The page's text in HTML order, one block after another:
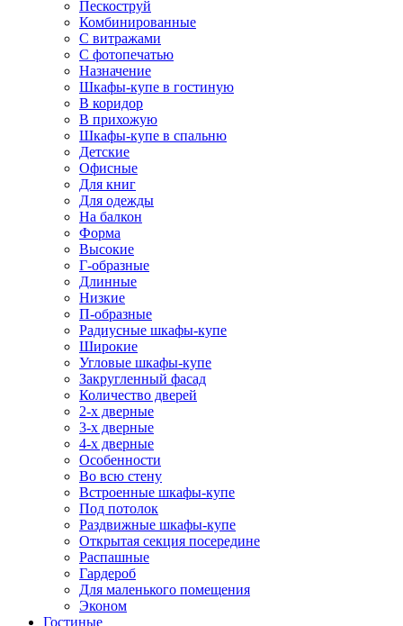
Пескоструй
Комбинированные
С витражами
С фотопечатью
Назначение
Шкафы-купе в гостиную
В коридор
В прихожую
Шкафы-купе в спальню
Детские
Офисные
Для книг
Для одежды
На балкон
Форма
Высокие
Г-образные
Длинные
Низкие
П-образные
Радиусные шкафы-купе
Широкие
Угловые шкафы-купе
Закругленный фасад
Количество дверей
2-х дверные
3-х дверные
4-х дверные
Особенности
Во всю стену
Встроенные шкафы-купе
Под потолок
Раздвижные шкафы-купе
Открытая секция посередине
Распашные
Гардероб
Для маленького помещения
Эконом
Гостиные